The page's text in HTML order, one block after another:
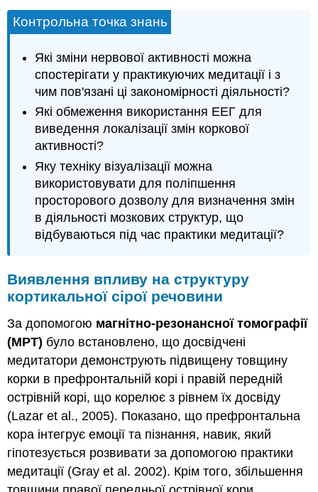
Контрольна точка знань
Які зміни нервової активності можна
спостерігати у практикуючих медитації і з
чим пов'язані ці закономірності діяльності?
Які обмеження використання ЕЕГ для
виведення локалізації змін коркової
активності?
Яку техніку візуалізації можна
використовувати для поліпшення
просторового дозволу для визначення змін
в діяльності мозкових структур, що
відбуваються під час практики медитації?
Виявлення впливу на структуру
кортикальної сірої речовини
За допомогою магнітно-резонансної томографії
(МРТ) було встановлено, що досвідчені
медитатори демонструють підвищену товщину
корки в префронтальній корі і правій передній
острівній корі, що корелює з рівнем їх досвіду
(Lazar et al., 2005). Показано, що префронтальна
кора інтегрує емоції та пізнання, навик, який
гіпотезується розвивати за допомогою практики
медитації (Gray et al. 2002). Крім того, збільшення